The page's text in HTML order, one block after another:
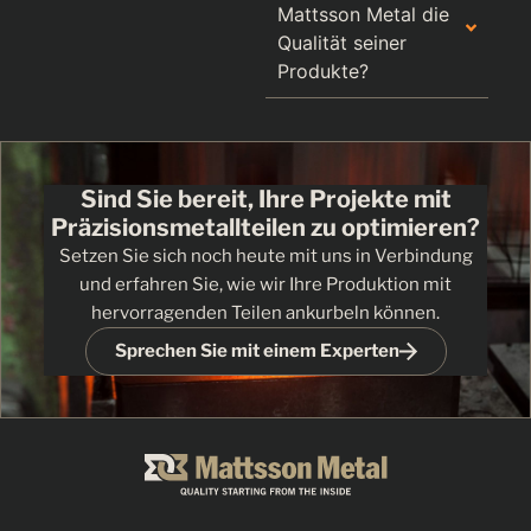
Mattsson Metal die
Qualität seiner
Produkte?
Sind Sie bereit, Ihre Projekte mit
Präzisionsmetallteilen zu optimieren?
Setzen Sie sich noch heute mit uns in Verbindung
und erfahren Sie, wie wir Ihre Produktion mit
hervorragenden Teilen ankurbeln können.
Sprechen Sie mit einem Experten